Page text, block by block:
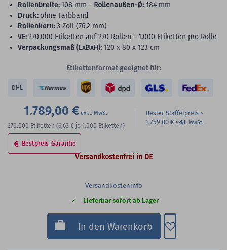
Rollenbreite:108 mm - Rollenaußen-Ø: 184 mm
Druck: ohne Farbband
Rollenkern:3 Zoll (76,2 mm)
VE:270.000 Etiketten auf 270 Rollen - 1.000 Etiketten pro Rolle
Verpackungsmaß (LxBxH):120 x 80 x 123 cm
Etikettenformat geeignet für:
DHL
1.789,00 €
270.000 Etiketten (6,63 € je 1.000 Etiketten)
Bester Staffelpreis
1.759,00 €
Bestpreis-Garantie
Versandkostenfrei in DE
Versandkosteninfo
Lieferbar sofort ab Lager
In den Warenkorb Zum